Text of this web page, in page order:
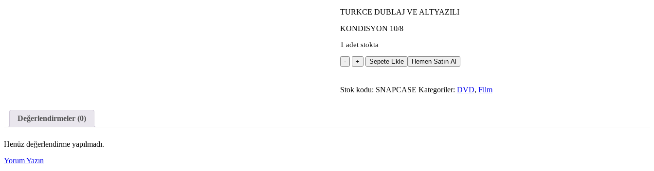
TURKCE DUBLAJ VE ALTYAZILI
KONDISYON 10/8
1 adet stokta
Adim
Adim
DVD
Snapcase
Sepete Ekle Hemen Satın Al
Stok kodu: SNAPCASE Kategoriler: DVD, Film
Değerlendirmeler (0)
Henüz değerlendirme yapılmadı.
Yorum Yazın